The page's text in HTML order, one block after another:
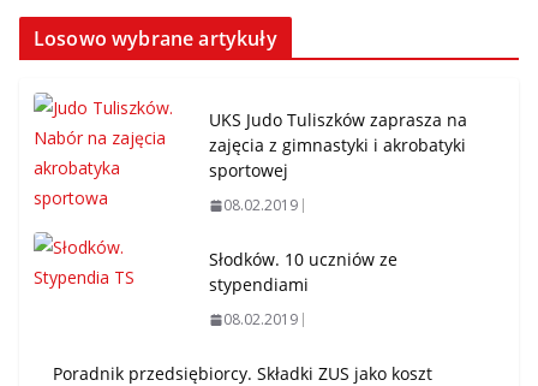
Losowo wybrane artykuły
UKS Judo Tuliszków zaprasza na
zajęcia z gimnastyki i akrobatyki
sportowej
08.02.2019
Słodków. 10 uczniów ze
stypendiami
08.02.2019
Poradnik przedsiębiorcy. Składki ZUS jako koszt